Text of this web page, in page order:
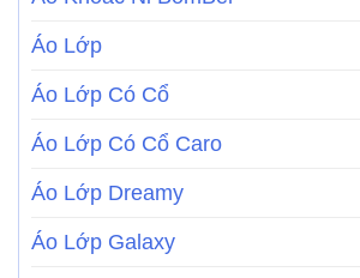
Áo Lớp
Áo Lớp Có Cổ
Áo Lớp Có Cổ Caro
Áo Lớp Dreamy
Áo Lớp Galaxy